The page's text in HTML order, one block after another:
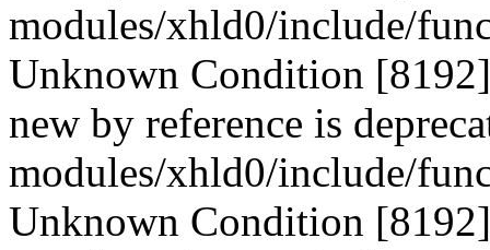
modules/xhld0/include/
Unknown Condition
new by reference is
modules/xhld0/include/
Unknown Condition